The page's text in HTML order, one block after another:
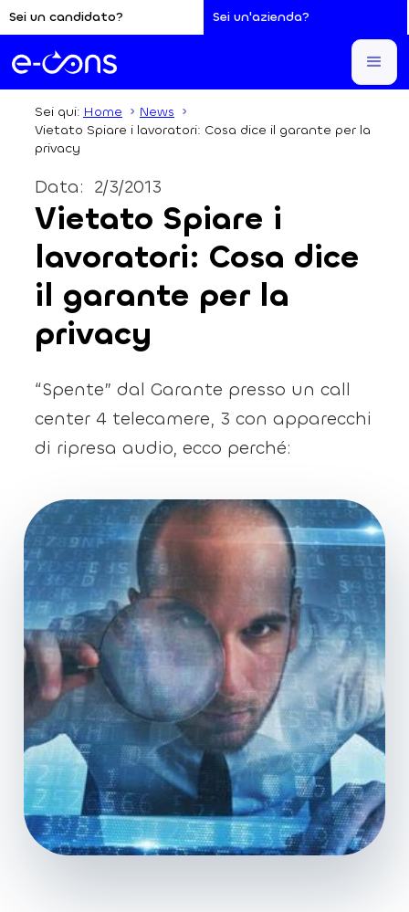
Sei un candidato? Sei un'azienda?
Sei qui: Home
News
Vietato Spiare i lavoratori: Cosa dice il garante per la
privacy
2/3/2013
Data:
Vietato Spiare i
lavoratori: Cosa dice
il garante per la
privacy
“Spente” dal Garante presso un call
center 4 telecamere, 3 con apparecchi
di ripresa audio, ecco perché: